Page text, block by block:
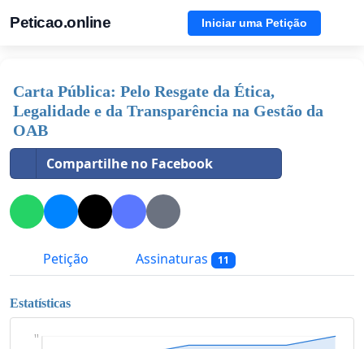
Peticao.online Iniciar uma Petição
Carta Pública: Pelo Resgate da Ética,
Legalidade e da Transparência na Gestão da
OAB
Compartilhe no Facebook
Petição Assinaturas 11
Estatísticas
11